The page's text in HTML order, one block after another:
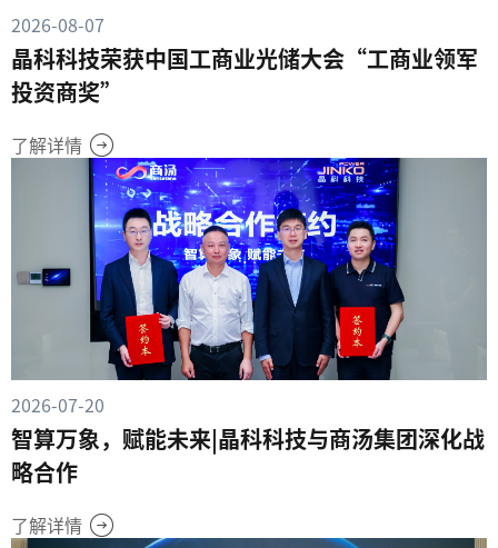
2026-08-07
晶科科技荣获中国工商业光储大会“工商业领军
投资商奖”
了解详情
2026-07-20
智算万象，赋能未来|晶科科技与商汤集团深化战
略合作
了解详情